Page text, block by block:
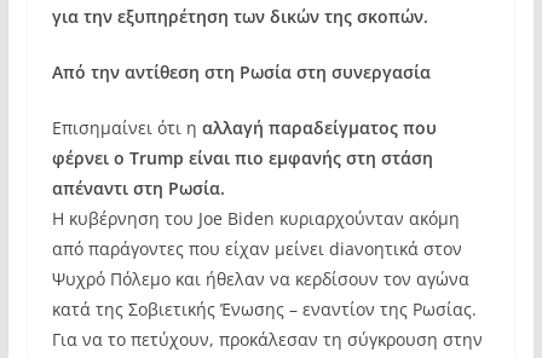
για την εξυπηρέτηση των δικών της σκοπών.
Από την αντίθεση στη Ρωσία στη συνεργασία
Επισημαίνει ότι η αλλαγή παραδείγματος που
φέρνει ο Trump είναι πιο εμφανής στη στάση
απέναντι στη Ρωσία.
Η κυβέρνηση του Joe Biden κυριαρχούνταν ακόμη
από παράγοντες που είχαν μείνει diaνοητικά στον
Ψυχρό Πόλεμο και ήθελαν να κερδίσουν τον αγώνα
κατά της Σοβιετικής Ένωσης – εναντίον της Ρωσίας.
Για να το πετύχουν, προκάλεσαν τη σύγκρουση στην